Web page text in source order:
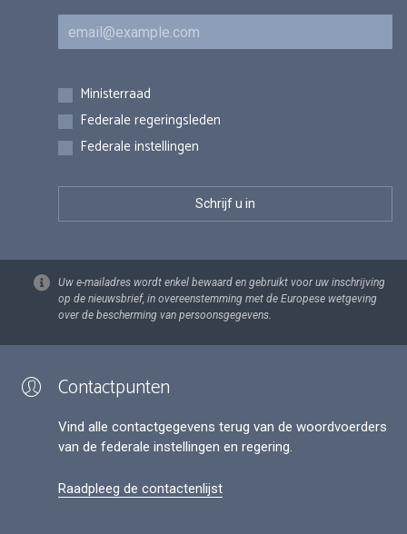
E-mail
Inschrijvingen
Ministerraad
Federale regeringsleden
Federale instellingen
Uw e-mailadres wordt enkel bewaard en gebruikt voor uw inschrijving
op de nieuwsbrief, in overeenstemming met de Europese wetgeving
over de bescherming van persoonsgegevens.
Contactpunten
Vind alle contactgegevens terug van de woordvoerders
van de federale instellingen en regering.
Raadpleeg de contactenlijst